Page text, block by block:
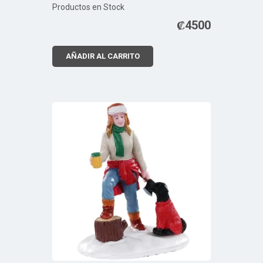
Productos en Stock
₡4500
AÑADIR AL CARRITO